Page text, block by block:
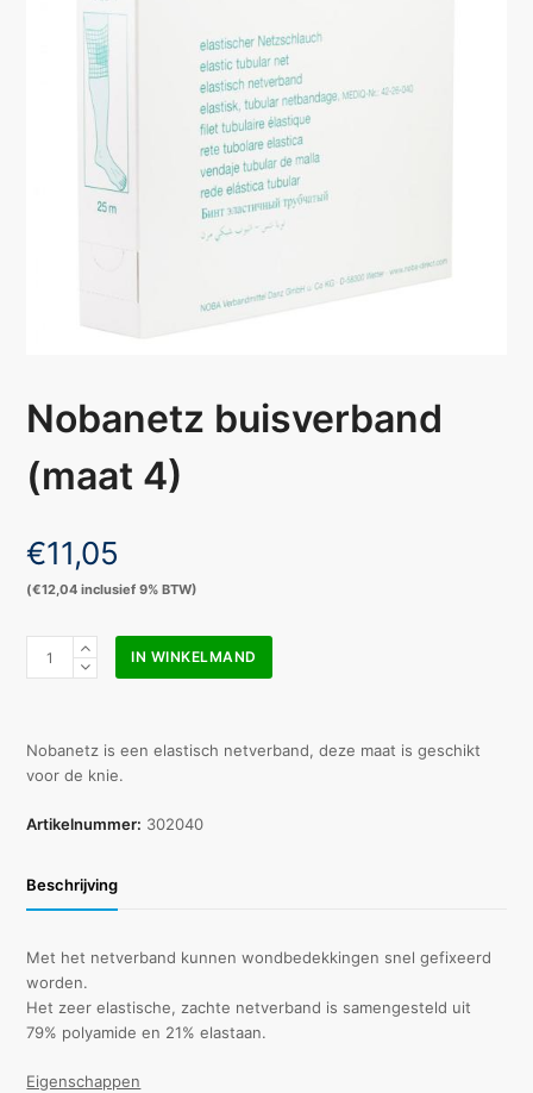
Nobanetz buisverband
(maat 4)
€11,05
(€12,04 inclusief 9% BTW)
Nobanetz
buisverband
aantal
IN WINKELMAND
Nobanetz is een elastisch netverband, deze maat is geschikt
voor de knie.
Artikelnummer: 302040
Beschrijving
Met het netverband kunnen wondbedekkingen snel gefixeerd
worden.
Het zeer elastische, zachte netverband is samengesteld uit
79% polyamide en 21% elastaan.
Eigenschappen